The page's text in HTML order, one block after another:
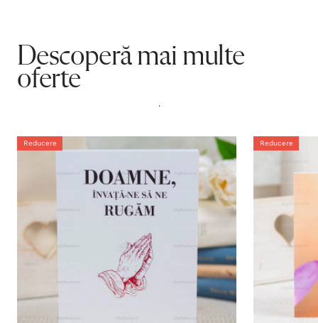
Descoperă mai multe
oferte
.
Reducere Reducere